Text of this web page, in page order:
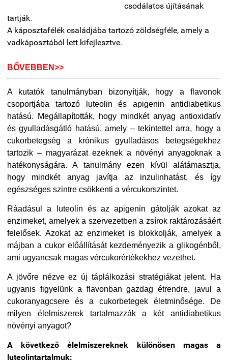
csodálatos újításának
tartják.
A káposztafélék családjába tartozó zöldségféle, amely a
vadkáposztából lett kifejlesztve.
BŐVEBBEN>>
A kutatók tanulmányban bizonyítják, hogy a flavonok
csoportjába tartozó luteolin és apigenin antidiabetikus
hatású. Megállapították, hogy mindkét anyag antioxidatív
és gyulladásgátló hatású, amely – tekintettel arra, hogy a
cukorbetegség a krónikus gyulladásos betegségekhez
tartozik – magyarázat ezeknek a növényi anyagoknak a
hatékonyságára. A tanulmány ezen kívül alátámasztja,
hogy mindkét anyag javítja az inzulinhatást, és így
egészséges szintre csökkenti a vércukorszintet.
Ráadásul a luteolin és az apigenin gátolják azokat az
enzimeket, amelyek a szervezetben a zsírok raktározásáért
felelősek. Azokat az enzimeket is blokkolják, amelyek a
májban a cukor előállítását kezdeményezik a glikogénből,
ami ugyancsak magas vércukorértékekhez vezethet.
A jövőre nézve ez új táplálkozási stratégiákat jelent. Ha
ugyanis figyelünk a flavonban gazdag étrendre, javul a
cukoranyagcsere és a cukorbetegek életminősége. De
milyen élelmiszerek tartalmazzák a két antidiabetikus
növényi anyagot?
A következő élelmiszereknek különösen magas a
luteolintartalmuk: